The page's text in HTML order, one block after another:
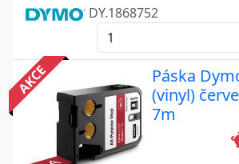
DY.1868752
AKCE
Páska
(vinyl)
7m